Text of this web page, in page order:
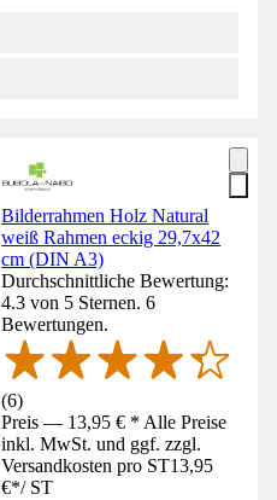
Bilderrahmen Holz Natural
weiß Rahmen eckig 29,7x42
cm (DIN A3)
Durchschnittliche Bewertung:
4.3 von 5 Sternen. 6
Bewertungen.
(6)
Preis — 13,95 € * Alle Preise
inkl. MwSt. und ggf. zzgl.
Versandkosten pro ST13,95
€*/ ST